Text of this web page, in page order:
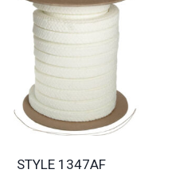
STYLE 1347AF